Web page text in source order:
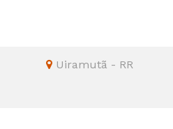
Uiramutã - RR